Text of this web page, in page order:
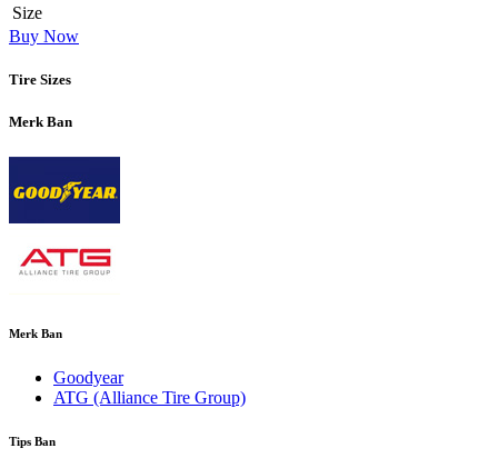
Size
Buy Now
Tire Sizes
Merk Ban
Merk Ban
Goodyear
ATG (Alliance Tire Group)
Tips Ban